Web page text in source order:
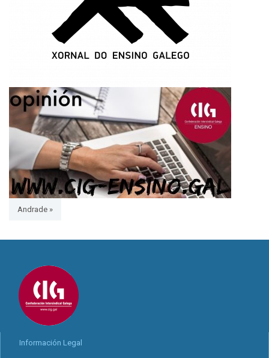
Andrade »
Información Legal